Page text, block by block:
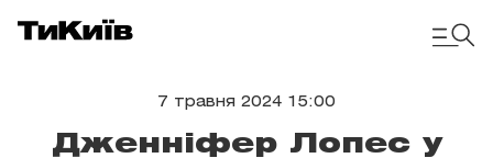
7 травня 2024 15:00
Дженніфер Лопес у